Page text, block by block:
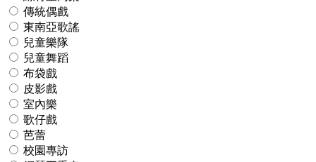
傳統偶戲
東南亞歌謠
兒童樂隊
兒童舞蹈
布袋戲
皮影戲
室內樂
歌仔戲
芭蕾
校園專訪